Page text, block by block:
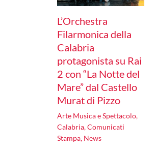
L’Orchestra
Filarmonica della
Calabria
protagonista su Rai
2 con “La Notte del
Mare” dal Castello
Murat di Pizzo
Arte Musica e Spettacolo,
Calabria,Comunicati
Stampa, News